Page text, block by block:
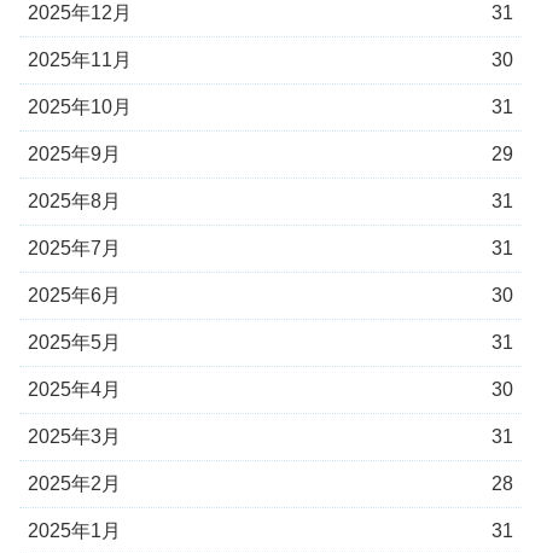
2025年12月 31
2025年11月 30
2025年10月 31
2025年9月 29
2025年8月 31
2025年7月 31
2025年6月 30
2025年5月 31
2025年4月 30
2025年3月 31
2025年2月 28
2025年1月 31